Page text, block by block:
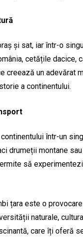
și sat, iar într-o
cetățile dacice,
creează un adevărat
a continentului.
într-un
drumeții montane
să
țara este o
naturale,
care îți oferă